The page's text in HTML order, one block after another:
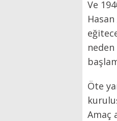
Ve
neden
Öte
Amaç